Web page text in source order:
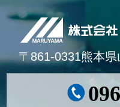
〒861-0331熊本